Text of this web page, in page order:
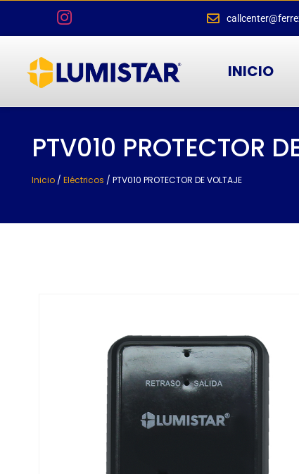
INICIO
PTV010 PROTECTOR
Inicio / Eléctricos / PTV010 PROTECTOR DE VOLTAJE